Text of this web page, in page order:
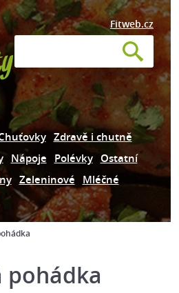
Fitweb.cz
Zdravě i chutně
Nápoje Polévky Ostatní
Zeleninové Mléčné
pohádka